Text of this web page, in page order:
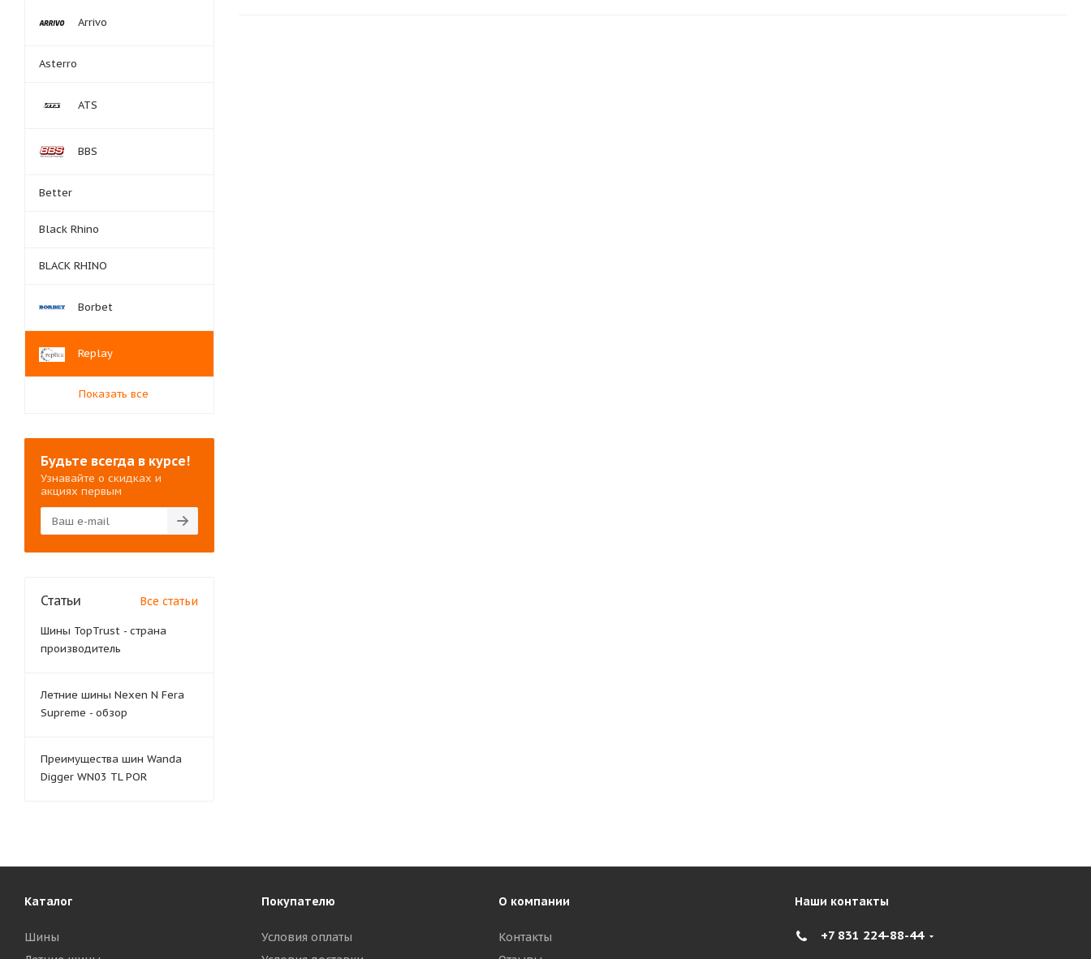
Arrivo
Asterro
ATS
BBS
Better
Black Rhino
BLACK RHINO
Borbet
Replay
Показать все
Будьте всегда в курсе!
Узнавайте о скидках и
акциях первым
Статьи Все статьи
Шины TopTrust - страна
производитель
Летние шины Nexen N Fera
Supreme - обзор
Преимущества шин Wanda
Digger WN03 TL POR
Каталог
Шины
Покупателю
Условия оплаты
О компании
Контакты
Наши контакты
+7 831 224-88-44